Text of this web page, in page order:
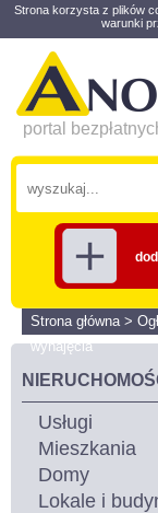
Strona korzysta z plików
warunki
portal
Strona główna>
wynajęcia
Usługi
Mieszkania
Domy
Lokale i